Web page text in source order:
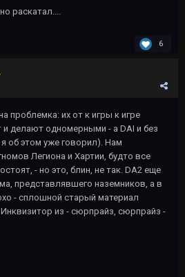
раскатал....
6
проблемка: их от к игры к игре
делают одномерными - а DAI и без
об этом уже говорил). Нам
Легиона и Хартии, будто все
- но это, блин, не так. DA2 еще
представлявшего наземников, а в
- сплошной старый материал
из - сюрпрайз, сюрпрайз -